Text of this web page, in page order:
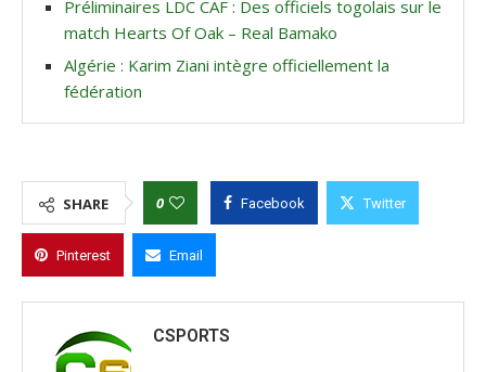
Préliminaires LDC CAF : Des officiels togolais sur le
match Hearts Of Oak – Real Bamako
Algérie : Karim Ziani intègre officiellement la
fédération
SHARE 0 Facebook Twitter
Pinterest Email
CSPORTS